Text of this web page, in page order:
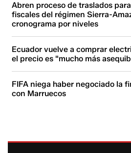
Abren proceso de traslados
fiscales del régimen Sierra-
cronograma por niveles
Ecuador vuelve a comprar
el precio es "mucho más
FIFA niega haber negociado la
con Marruecos